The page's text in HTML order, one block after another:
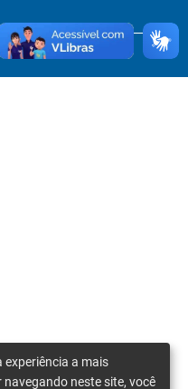
experiência a mais
neste site, você